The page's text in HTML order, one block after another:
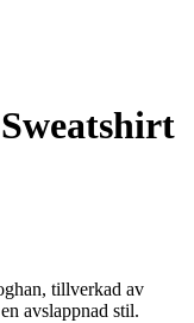
Sweatshirt
tillverkad av
avslappnad stil.